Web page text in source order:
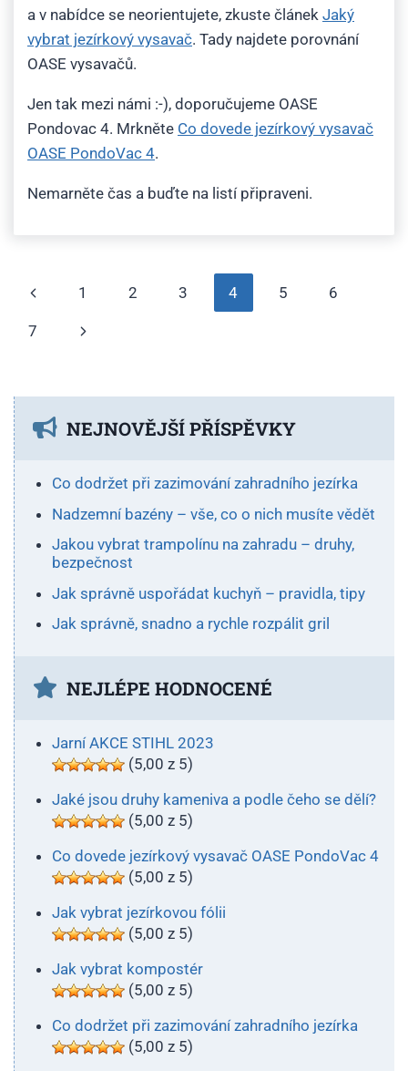
a v nabídce se neorientujete, zkuste článek Jaký
vybrat jezírkový vysavač. Tady najdete porovnání
OASE vysavačů.
Jen tak mezi námi :-), doporučujeme OASE
Pondovac 4. Mrkněte Co dovede jezírkový vysavač
OASE PondoVac 4.
Nemarněte čas a buďte na listí připraveni.
Navigace
na
Předchozí
stránka
1 2 3 4 5 6
7
Další
NEJNOVĚJŠÍ PŘÍSPĚVKY
Co dodržet při zazimování zahradního jezírka
Nadzemní bazény – vše, co o nich musíte vědět
Jakou vybrat trampolínu na zahradu – druhy,
bezpečnost
Jak správně uspořádat kuchyň – pravidla, tipy
Jak správně, snadno a rychle rozpálit gril
NEJLÉPE HODNOCENÉ
Jarní AKCE STIHL 2023
(5,00 z 5)
Jaké jsou druhy kameniva a podle čeho se dělí?
(5,00 z 5)
Co dovede jezírkový vysavač OASE PondoVac 4
(5,00 z 5)
Jak vybrat jezírkovou fólii
(5,00 z 5)
Jak vybrat kompostér
(5,00 z 5)
Co dodržet při zazimování zahradního jezírka
(5,00 z 5)